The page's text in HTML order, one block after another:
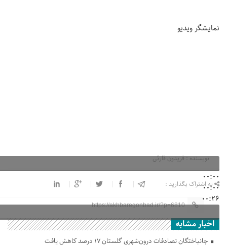
نمایشگر ویدیو
00:00
00:00
00:26
نویسنده : فریدون قارئی
به اشتراک بگذارید :
https://akhbaregonbad.ir/?p=6810
اخبار مشابه
جانباختگان تصادفات درون‌شهری گلستان ۱۷ درصد کاهش یافت